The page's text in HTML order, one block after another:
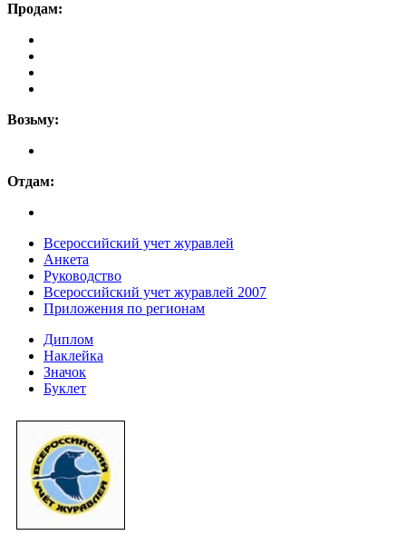
Продам:
Возьму:
Отдам:
Всероссийский учет журавлей
Анкета
Руководство
Всероссийский учет журавлей 2007
Приложения по регионам
Диплом
Наклейка
Значок
Буклет